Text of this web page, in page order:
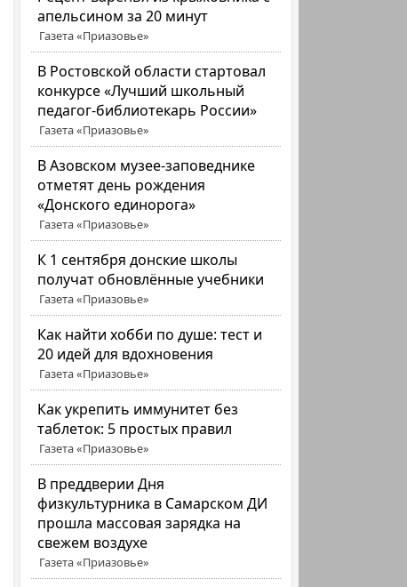
апельсином за 20 минут
Газета «Приазовье»
В Ростовской области стартовал
конкурсе «Лучший школьный
педагог-библиотекарь России»
Газета «Приазовье»
В Азовском музее-заповеднике
отметят день рождения
«Донского единорога»
Газета «Приазовье»
К 1 сентября донские школы
получат обновлённые учебники
Газета «Приазовье»
Как найти хобби по душе: тест и
20 идей для вдохновения
Газета «Приазовье»
Как укрепить иммунитет без
таблеток: 5 простых правил
Газета «Приазовье»
В преддверии Дня
физкультурника в Самарском ДИ
прошла массовая зарядка на
свежем воздухе
Газета «Приазовье»